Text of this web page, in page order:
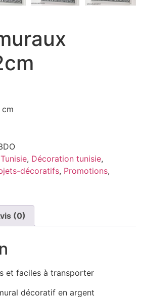
cm
, Décoration tunisie,
décoratifs, Promotions,
(0)
et faciles à transporter
décoratif en argent